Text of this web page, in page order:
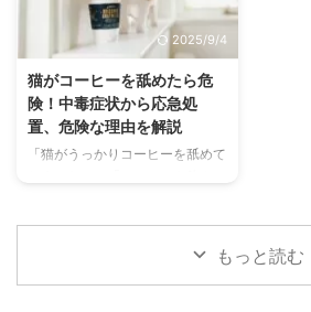
わずにできる効果的な暑さ対策、
快適に過ごせるひんやりグッズの
さらに、留守番中の注意点や、猫
が本当に喜ぶ暑さ対策について、
当メディアの編集部が実際に試し
た体験談もご紹介します。この記
る ...
...
2025/9/4
猫がコーヒーを舐めたら危
険！中毒症状から応急処
置、危険な理由を解説
「猫がうっかりコーヒーを舐めて
み物であるコーヒーには、猫にと
って非常に危険な成分であるカフ
もっと読む